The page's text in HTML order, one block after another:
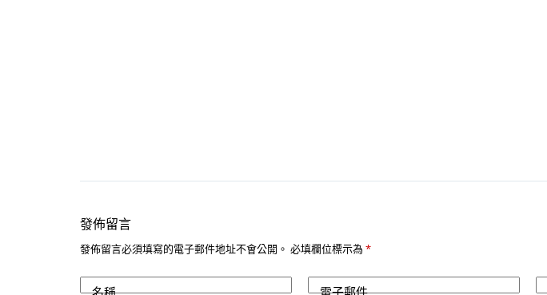
發佈留言
發佈留言必須填寫的電子郵件地址不會公開。 必填欄位標示為 *
名稱 電子郵件